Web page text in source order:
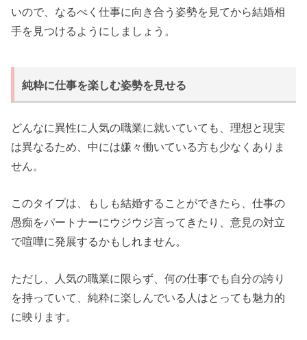
いので、なるべく仕事に向き合う姿勢を見てから結婚相
手を見つけるようにしましょう。
純粋に仕事を楽しむ姿勢を見せる
どんなに異性に人気の職業に就いていても、理想と現実
は異なるため、中には嫌々働いている方も少なくありま
せん。
このタイプは、もしも結婚することができたら、仕事の
愚痴をパートナーにウジウジ言ってきたり、意見の対立
で喧嘩に発展するかもしれません。
ただし、人気の職業に限らず、何の仕事でも自分の誇り
を持っていて、純粋に楽しんでいる人はとっても魅力的
に映ります。